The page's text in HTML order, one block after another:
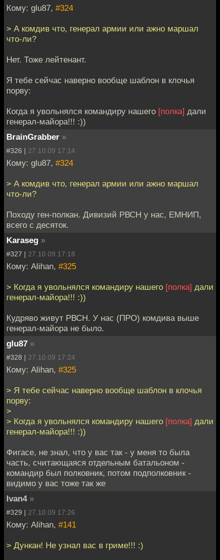
Кому: glu87, #324
> А комдив что, генерал армии или ажно маршал
что-ли?
Нет. Тоже лейтенант.
Я тебе сейчас наверно вообще шаблон в клочья
порву:
Когда я увольнялся командиру нашего [полка] дали
генерал-майора!!! :))
BrainGrabber »
#326 | 27.10.09 17:14
Кому: glu87, #324
> А комдив что, генерал армии или ажно маршал
что-ли?
Походу ген-полкан. Дивизий РВСН у нас, ЕМНИП,
всего с десяток.
Karaseg »
#327 | 27.10.09 17:18
Кому: Alihan, #325
> Когда я увольнялся командиру нашего [полка] дали
генерал-майора!!! :))
Кудряво живут РВСН. У нас (ПРО) комдива выше
генерал-майора не было.
glu87 »
#328 | 27.10.09 17:24
Кому: Alihan, #325
> Я тебе сейчас наверно вообще шаблон в клочья
порву:
>
> Когда я увольнялся командиру нашего [полка] дали
генерал-майора!!! :))
Фигасе, не знал, что у вас так - у меня то была
часть, считающаяся отдельным батальоном -
командир был полковник, потом подполковник -
видимо у вас тоже так же
Ivan4 »
#329 | 27.10.09 17:26
Кому: Alihan, #141
> Дункан! Не узнал вас в гриме!!! :)